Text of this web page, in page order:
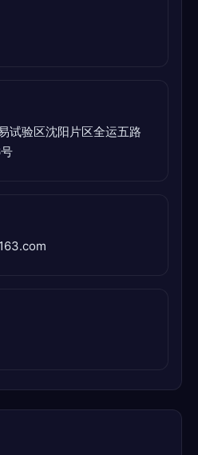
试验区沈阳片区全运五路